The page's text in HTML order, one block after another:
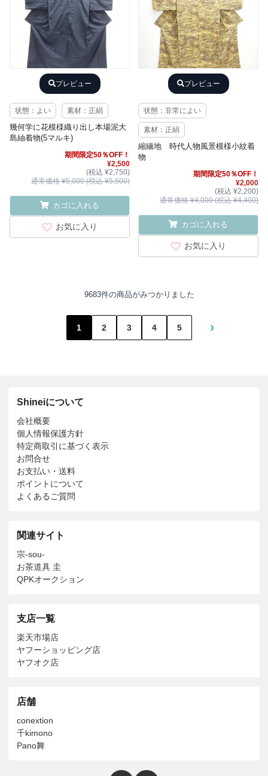
プレビュー
状態：よい 素材：正絹
幾何学に花模様織り出し本場泥大
島紬着物(5マルキ)
期間限定50％OFF！
¥2,500
(税込 ¥2,750)
通常価格 ¥5,000 (税込 ¥5,500)
カゴに入れる
お気に入り
プレビュー
状態：非常によい
素材：正絹
縮緬地 時代人物風景模様小紋着
物
期間限定50％OFF！
¥2,000
(税込 ¥2,200)
通常価格 ¥4,000 (税込 ¥4,400)
カゴに入れる
お気に入り
9683件の商品がみつかりました
1 2 3 4 5 ›
Shineiについて
会社概要
個人情報保護方針
特定商取引に基づく表示
お問合せ
お支払い・送料
ポイントについて
よくあるご質問
関連サイト
宗-sou-
お茶道具 圭
QPKオークション
支店一覧
楽天市場店
ヤフーショッピング店
ヤフオク店
店舗
conextion
千kimono
Pano舞